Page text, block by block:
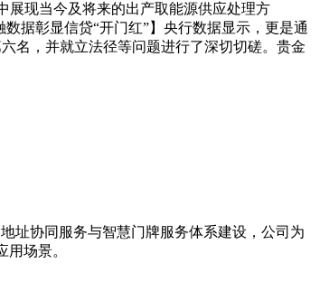
展现当今及将来的出产取能源供应处理方
据彰显信贷“开门红”】央行数据显示，更是通
名，并就立法径等问题进行了深切切磋。贵金
址协同服务与智慧门牌服务体系建设，公司为
场景。